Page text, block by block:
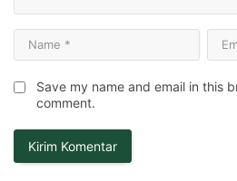
Save my name and email in this
comment.